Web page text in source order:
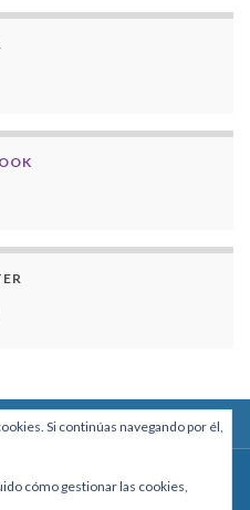
Edificio Arcadia, Mezzanine, Of. 101
Si continúas navegando por él,
cómo gestionar las cookies,